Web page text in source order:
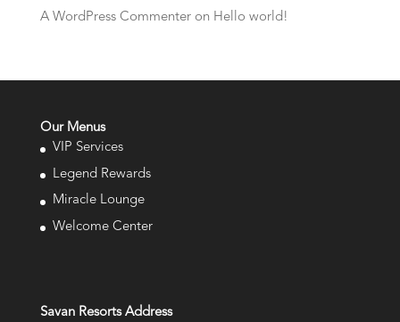
A WordPress Commenteron Hello world!
Our Menus
VIP Services
Legend Rewards
Miracle Lounge
Welcome Center
Savan Resorts Address